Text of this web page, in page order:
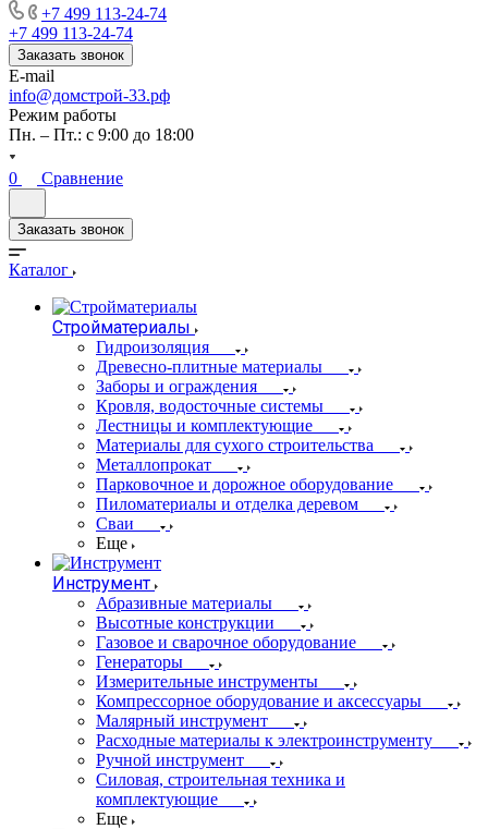
+7 499 113-24-74
+7 499 113-24-74
Заказать звонок
E-mail
info@домстрой-33.рф
Режим работы
Пн. – Пт.: с 9:00 до 18:00
0 Сравнение
Заказать звонок
Каталог
Стройматериалы
Гидроизоляция
Древесно-плитные материалы
Заборы и ограждения
Кровля, водосточные системы
Лестницы и комплектующие
Материалы для сухого строительства
Металлопрокат
Парковочное и дорожное оборудование
Пиломатериалы и отделка деревом
Сваи
Еще
Инструмент
Абразивные материалы
Высотные конструкции
Газовое и сварочное оборудование
Генераторы
Измерительные инструменты
Компрессорное оборудование и аксессуары
Малярный инструмент
Расходные материалы к электроинструменту
Ручной инструмент
Силовая, строительная техника и
комплектующие
Еще